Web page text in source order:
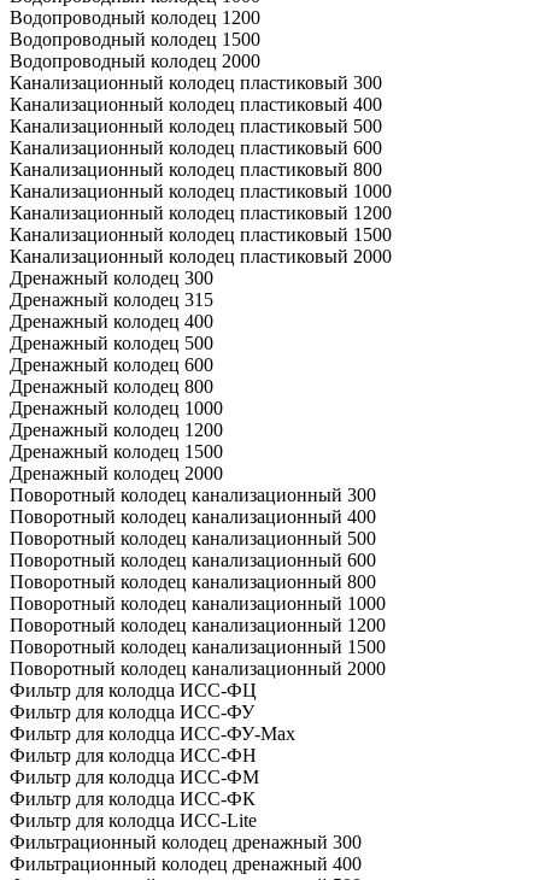
Водопроводный колодец 1200
Водопроводный колодец 1500
Водопроводный колодец 2000
Канализационный колодец пластиковый 300
Канализационный колодец пластиковый 400
Канализационный колодец пластиковый 500
Канализационный колодец пластиковый 600
Канализационный колодец пластиковый 800
Канализационный колодец пластиковый 1000
Канализационный колодец пластиковый 1200
Канализационный колодец пластиковый 1500
Канализационный колодец пластиковый 2000
Дренажный колодец 300
Дренажный колодец 315
Дренажный колодец 400
Дренажный колодец 500
Дренажный колодец 600
Дренажный колодец 800
Дренажный колодец 1000
Дренажный колодец 1200
Дренажный колодец 1500
Дренажный колодец 2000
Поворотный колодец канализационный 300
Поворотный колодец канализационный 400
Поворотный колодец канализационный 500
Поворотный колодец канализационный 600
Поворотный колодец канализационный 800
Поворотный колодец канализационный 1000
Поворотный колодец канализационный 1200
Поворотный колодец канализационный 1500
Поворотный колодец канализационный 2000
Фильтр для колодца ИСС-ФЦ
Фильтр для колодца ИСС-ФУ
Фильтр для колодца ИСС-ФУ-Мах
Фильтр для колодца ИСС-ФН
Фильтр для колодца ИСС-ФМ
Фильтр для колодца ИСС-ФК
Фильтр для колодца ИСС-Lite
Фильтрационный колодец дренажный 300
Фильтрационный колодец дренажный 400